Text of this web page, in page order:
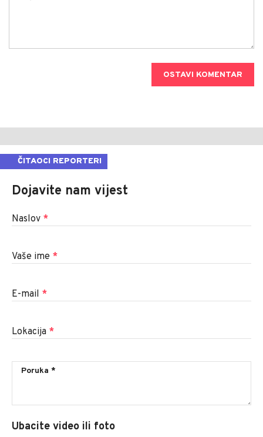
OSTAVI KOMENTAR
ČITAOCI REPORTERI
Dojavite nam vijest
Naslov *
Vaše ime *
E-mail *
Lokacija *
Ubacite video ili foto